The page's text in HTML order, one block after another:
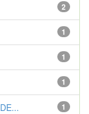
2
1
1
1
1